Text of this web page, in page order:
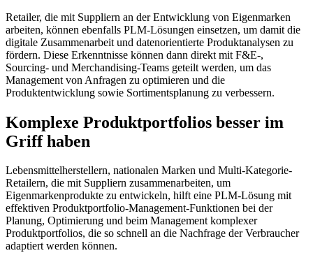
Retailer, die mit Suppliern an der Entwicklung von Eigenmarken
arbeiten, können ebenfalls PLM-Lösungen einsetzen, um damit die
digitale Zusammenarbeit und datenorientierte Produktanalysen zu
fördern. Diese Erkenntnisse können dann direkt mit F&E-,
Sourcing- und Merchandising-Teams geteilt werden, um das
Management von Anfragen zu optimieren und die
Produktentwicklung sowie Sortimentsplanung zu verbessern.
Komplexe Produktportfolios besser im
Griff haben
Lebensmittelherstellern, nationalen Marken und Multi-Kategorie-
Retailern, die mit Suppliern zusammenarbeiten, um
Eigenmarkenprodukte zu entwickeln, hilft eine PLM-Lösung mit
effektiven Produktportfolio-Management-Funktionen bei der
Planung, Optimierung und beim Management komplexer
Produktportfolios, die so schnell an die Nachfrage der Verbraucher
adaptiert werden können.